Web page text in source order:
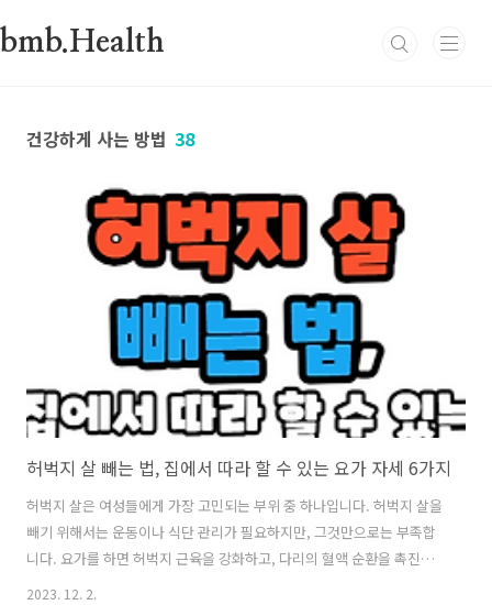
bmb.Health
건강하게 사는 방법 38
허벅지 살 빼는 법, 집에서 따라 할 수 있는 요가 자세 6가지
허벅지 살은 여성들에게 가장 고민되는 부위 중 하나입니다. 허벅지 살을
빼기 위해서는 운동이나 식단 관리가 필요하지만, 그것만으로는 부족합
니다. 요가를 하면 허벅지 근육을 강화하고, 다리의 혈액 순환을 촉진하
고, 셀룰라이트를 제거하는데 도움이 됩니다. 요가는 운동 매트나 이불
2023. 12. 2.